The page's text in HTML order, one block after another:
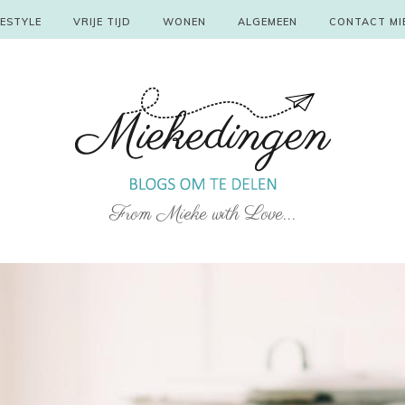
VRIJE TIJD WONEN ALGEMEEN CONTACT
From Mieke with Love...